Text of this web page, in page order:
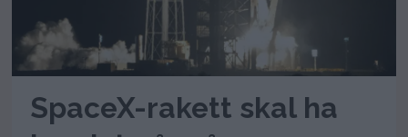
SpaceX-rakett skal ha